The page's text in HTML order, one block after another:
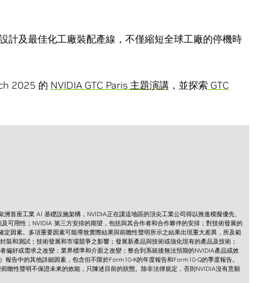
及最佳化工廠裝配產線，不僅縮短全球工廠的停機時
2025 的 NVIDIA GTC Paris 主題演講 ，並探索 GTC
首座工業 AI 基礎設施架構，NVIDIA正在讓這地區的頂尖工業公司得以推進模擬優先、
可用性；NVIDIA 第三方安排的期望，包括與其合作者和合作夥伴的安排；對技術發展的
因素。多項重要因素可能導致實際結果與前瞻性聲明所示之結果出現重大差異，所及範
和測試；技術發展和市場競爭之影響；發展新產品與技術或強化現有的產品及技術；
偏好或需求之改變；業界標準和介面之改變；整合到系統後無法預期的NVIDIA產品或效
告中的其他詳細因素，包含但不限於Form10-K的年度報告和Form10-Q的季度報告。
瞻性聲明不保證未來的效能，只陳述目前的狀態。除非法律規定，否則NVIDIA沒有意願